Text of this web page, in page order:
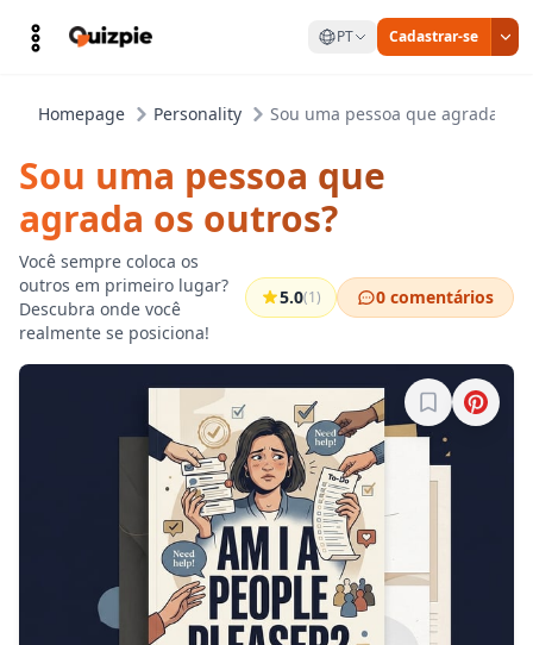
PT Cadastrar-se
Homepage Personality Sou uma pessoa que agrada os
Sou uma pessoa que
agrada os outros?
Você sempre coloca os
outros em primeiro lugar?
Descubra onde você
realmente se posiciona!
5.0(1) 0 comentários
Entre para